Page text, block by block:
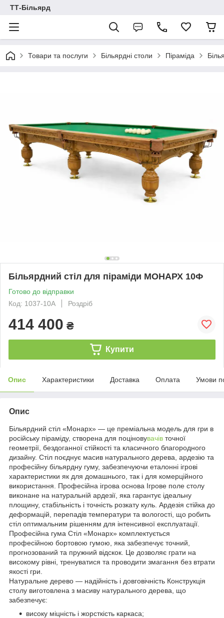
ТТ-Більярд
Товари та послуги Більярдні столи Піраміда
Більярдний стіл для піраміди МОНАРХ 10Ф
Готово до відправки
Код: 1037-10A
Роздріб
414 400 ₴
Купити
Опис Характеристики Доставка Оплата Умови
Опис
Більярдний стіл «Монарх» — це преміальна модель для гри в
російську піраміду, створена для поціновувачів точної
геометрії, бездоганної стійкості та класичного благородного
дизайну. Стіл поєднує масив натурального дерева, ардезію та
професійну більярдну гуму, забезпечуючи еталонні ігрові
характеристики як для домашнього, так і для комерційного
використання. Професійна ігрова основа Ігрове поле столу
виконане на натуральній ардезії, яка гарантує ідеальну
площину, стабільність і точність розкату куль. Ардезія стійка до
деформацій, перепадів температури та вологості, що робить
стіл оптимальним рішенням для інтенсивної експлуатації.
Професійна гума Стіл «Монарх» комплектується
професійною бортовою гумою, яка забезпечує точний,
прогнозований та пружний відскок. Це дозволяє грати на
високому рівні, тренуватися та проводити змагання без втрати
якості гри.
Натуральне дерево — надійність і довговічність Конструкція
столу виготовлена з масиву натурального дерева, що
забезпечує:
високу міцність і жорсткість каркаса;